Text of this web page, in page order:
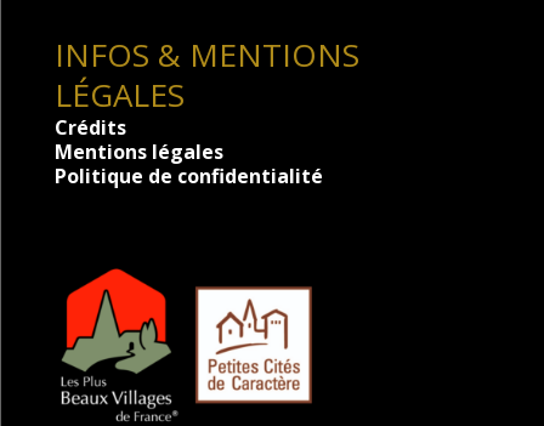
INFOS & MENTIONS
LÉGALES
Crédits
Mentions légales
Politique de confidentialité